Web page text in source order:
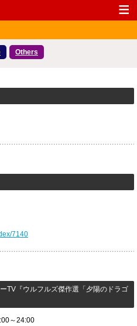
Live
Others
7140
TV『ウルフルズ傑作選「夕陽のドラゴ
～24:00